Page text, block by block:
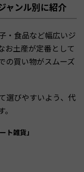
ャンル別に紹介
・食品など幅広いジ
お土産が定番として
の買い物がスムーズ
選びやすいよう、代
ト雑貨」